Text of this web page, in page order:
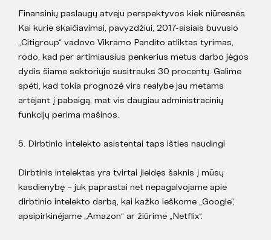
Finansinių paslaugų atveju perspektyvos kiek niūresnės.
Kai kurie skaičiavimai, pavyzdžiui, 2017-aisiais buvusio
„Citigroup“ vadovo Vikramo Pandito atliktas tyrimas,
rodo, kad per artimiausius penkerius metus darbo jėgos
dydis šiame sektoriuje susitrauks 30 procentų. Galime
spėti, kad tokia prognozė virs realybe jau metams
artėjant į pabaigą, mat vis daugiau administracinių
funkcijų perima mašinos.
5. Dirbtinio intelekto asistentai taps išties naudingi
Dirbtinis intelektas yra tvirtai įleidęs šaknis į mūsų
kasdienybę – juk paprastai net nepagalvojame apie
dirbtinio intelekto darbą, kai kažko ieškome „Google“,
apsipirkinėjame „Amazon“ ar žiūrime „Netflix“.